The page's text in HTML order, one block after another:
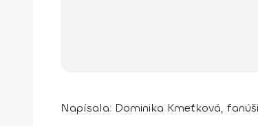
Napísala: Dominika Kmeťková,